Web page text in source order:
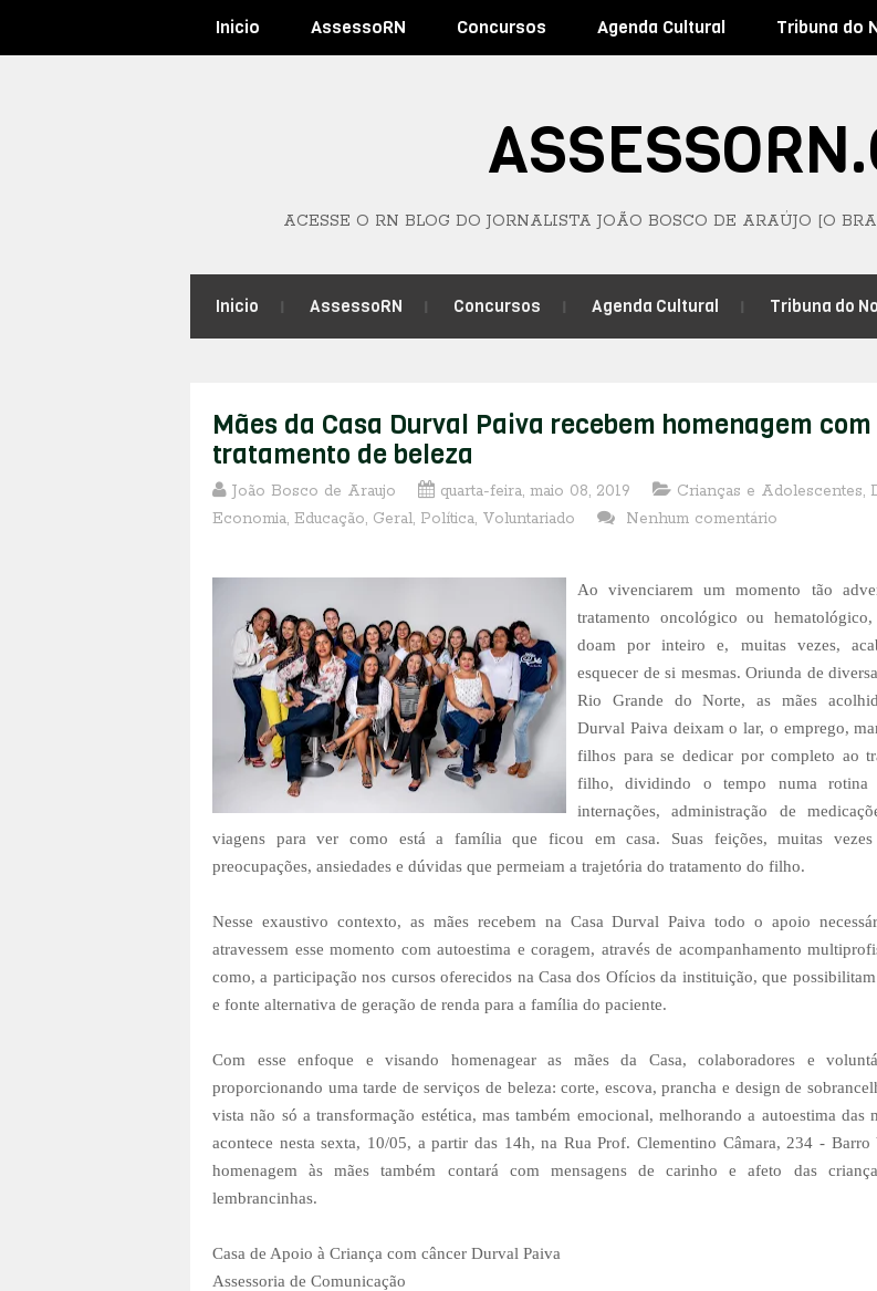
Inicio AssessoRN Concursos Agenda Cultural Tribuna do
ACESSE O RN BLOG DO JORNALISTA JOÃO BOSCO DE ARAÚJO [O
Inicio AssessoRN Concursos Agenda Cultural Tribuna do
Mães da Casa Durval Paiva recebem homenagem com
tratamento de beleza
João Bosco de Araujo quarta-feira, maio 08, 2019 Crianças e Adolescentes,
Economia, Educação, Geral, Política, Voluntariado Nenhum comentário
Ao vivenciarem um momento tão
tratamento oncológico ou
doam por inteiro e, muitas vezes,
esquecer de si mesmas. Oriunda de
Rio Grande do Norte, as mães
Durval Paiva deixam o lar, o emprego,
filhos para se dedicar por completo ao
filho, dividindo o tempo numa rotina
internações, administração de
viagens para ver como está a família que ficou em casa. Suas feições, muitas vezes
preocupações, ansiedades e dúvidas que permeiam a trajetória do tratamento do filho.
Nesse exaustivo contexto, as mães recebem na Casa Durval Paiva todo o apoio
atravessem esse momento com autoestima e coragem, através de acompanhamento
como, a participação nos cursos oferecidos na Casa dos Ofícios da instituição, que
e fonte alternativa de geração de renda para a família do paciente.
Com esse enfoque e visando homenagear as mães da Casa, colaboradores e
proporcionando uma tarde de serviços de beleza: corte, escova, prancha e design de
vista não só a transformação estética, mas também emocional, melhorando a autoestima das
acontece nesta sexta, 10/05, a partir das 14h, na Rua Prof. Clementino Câmara, 234 - Barro
homenagem às mães também contará com mensagens de carinho e afeto das
lembrancinhas.
Casa de Apoio à Criança com câncer Durval Paiva
Assessoria de Comunicação